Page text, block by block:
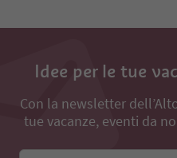
Idee per le tue
Con la newsletter
tue vacanze, eventi da